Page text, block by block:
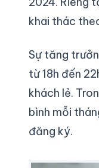
khai thác
Sự tăng
từ 18h đến
khách lẻ.
bình mỗi
đăng ký.